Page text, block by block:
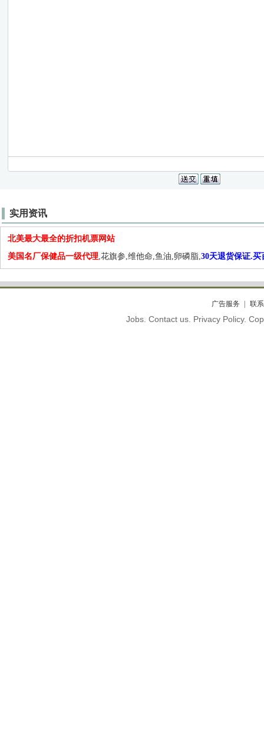
实用资讯
北美最大最全的折扣机票网站
美国名厂保健品一级代理,花旗参,维他命,鱼油,卵磷脂,30天退货保证.买
广告服务 联
Jobs. Contact us. Privacy Policy.